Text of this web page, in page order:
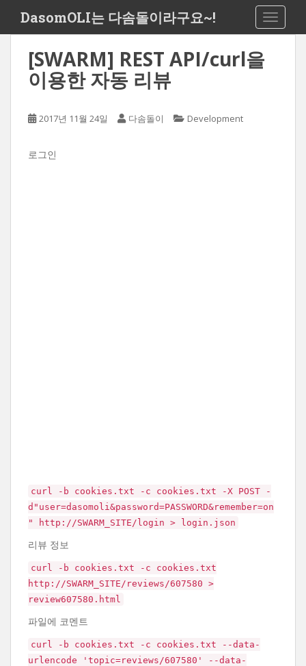
i
DasomOLI는 다솜돌이라구요~!
[SWARM] REST API/curl을
이용한 자동 리뷰
2017년 11월 24일 다솜돌이 Development
로그인
curl -b cookies.txt -c cookies.txt -X POST -
d"user=dasomoli&password=PASSWORD&remember=on
" http://SWARM_SITE/login > login.json
리뷰 정보
curl -b cookies.txt -c cookies.txt
http://SWARM_SITE/reviews/607580 >
review607580.html
파일에 코멘트
curl -b cookies.txt -c cookies.txt --data-
urlencode 'topic=reviews/607580' --data-